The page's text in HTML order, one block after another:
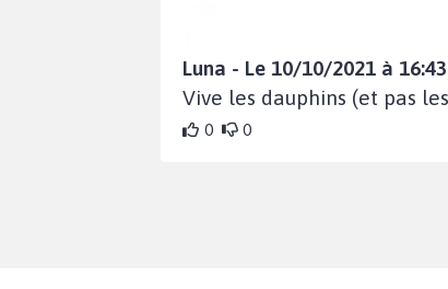
Luna - Le 10/10/2021 à
Vive les dauphins (et pas
0 0